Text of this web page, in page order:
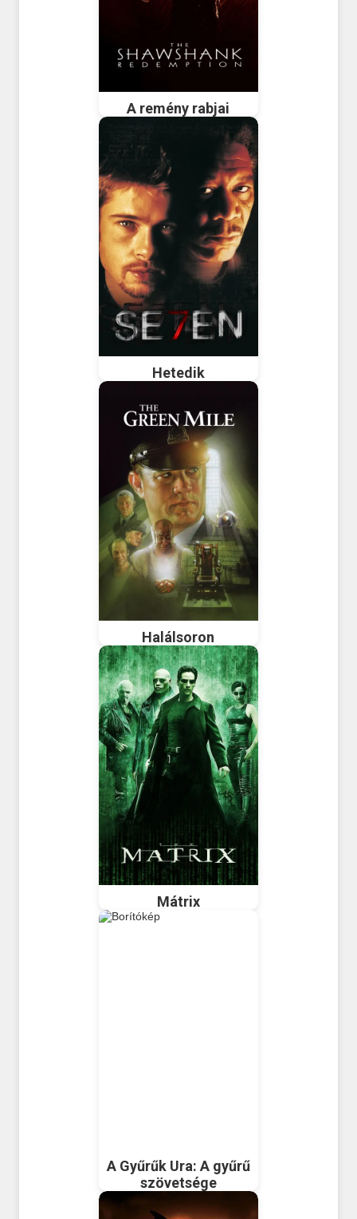
A remény rabjai
Hetedik
Halálsoron
Mátrix
A Gyűrűk Ura: A gyűrű
szövetsége